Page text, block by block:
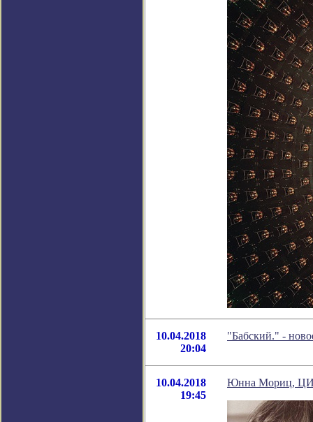
10.04.2018
20:04
"Бабский." -
10.04.2018
19:45
Юнна Мориц,